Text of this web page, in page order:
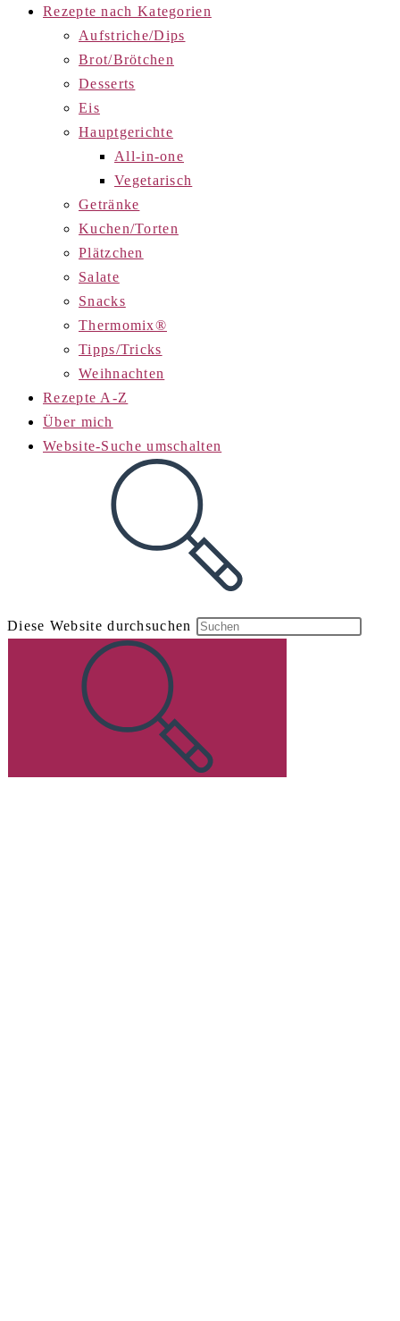
Rezepte nach Kategorien
Aufstriche/Dips
Brot/Brötchen
Desserts
Eis
Hauptgerichte
All-in-one
Vegetarisch
Getränke
Kuchen/Torten
Plätzchen
Salate
Snacks
Thermomix®
Tipps/Tricks
Weihnachten
Rezepte A-Z
Über mich
Website-Suche umschalten
Diese Website durchsuchen